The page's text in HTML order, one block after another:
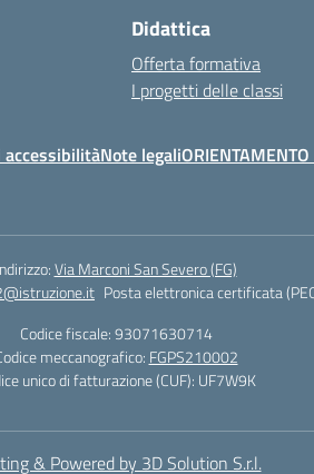
Didattica
Offerta formativa
I progetti delle classi
accessibilitàNote legali
Via Marconi San Severo (FG)
Posta elettronica certificata
Codice fiscale: 93071630714
meccanografico: FGPS210002
unico di fatturazione (CUF): UF7W9K
& Powered by 3D Solution S.r.l.